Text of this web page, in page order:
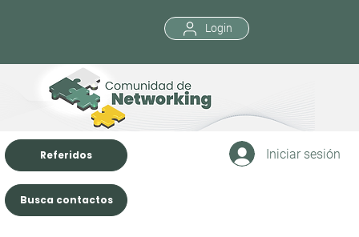
Login
Referidos
Busca contactos
Iniciar sesión